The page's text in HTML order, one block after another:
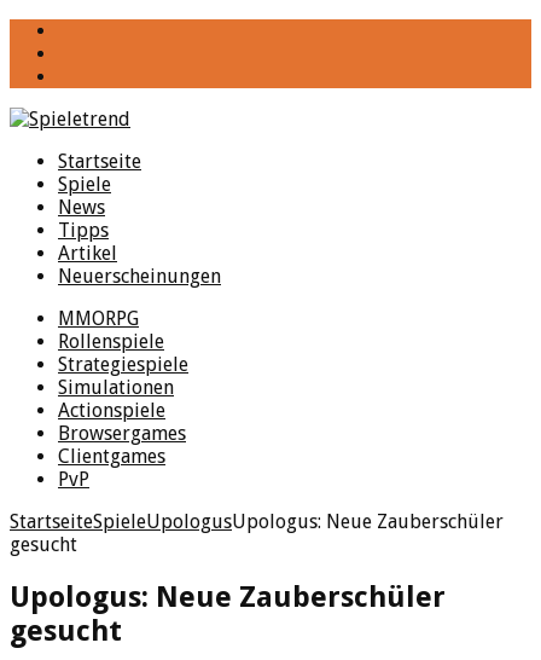
Startseite
Spiele
News
Tipps
Artikel
Neuerscheinungen
MMORPG
Rollenspiele
Strategiespiele
Simulationen
Actionspiele
Browsergames
Clientgames
PvP
StartseiteSpieleUpologusUpologus: Neue Zauberschüler
gesucht
Upologus: Neue Zauberschüler
gesucht